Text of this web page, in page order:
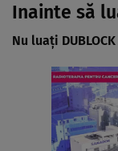
Inainte să
Nu luaţi DUBLOCK